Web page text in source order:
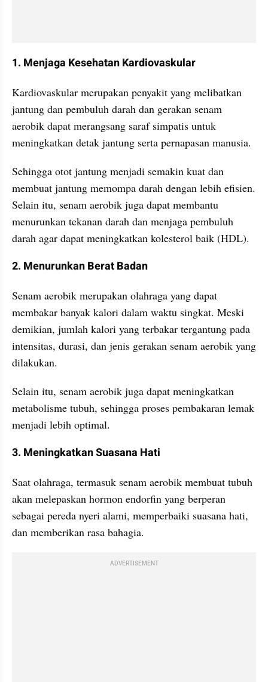
1. Menjaga Kesehatan Kardiovaskular
Kardiovaskular merupakan penyakit yang melibatkan
jantung dan pembuluh darah dan gerakan senam
aerobik dapat merangsang saraf simpatis untuk
meningkatkan detak jantung serta pernapasan manusia.
Sehingga otot jantung menjadi semakin kuat dan
membuat jantung memompa darah dengan lebih efisien.
Selain itu, senam aerobik juga dapat membantu
menurunkan tekanan darah dan menjaga pembuluh
darah agar dapat meningkatkan kolesterol baik (HDL).
2. Menurunkan Berat Badan
Senam aerobik merupakan olahraga yang dapat
membakar banyak kalori dalam waktu singkat. Meski
demikian, jumlah kalori yang terbakar tergantung pada
intensitas, durasi, dan jenis gerakan senam aerobik yang
dilakukan.
Selain itu, senam aerobik juga dapat meningkatkan
metabolisme tubuh, sehingga proses pembakaran lemak
menjadi lebih optimal.
3. Meningkatkan Suasana Hati
Saat olahraga, termasuk senam aerobik membuat tubuh
akan melepaskan hormon endorfin yang berperan
sebagai pereda nyeri alami, memperbaiki suasana hati,
dan memberikan rasa bahagia.
ADVERTISEMENT